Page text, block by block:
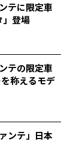
テに限定車
」登場
テの限定車
称えるモデ
ンテ」日本